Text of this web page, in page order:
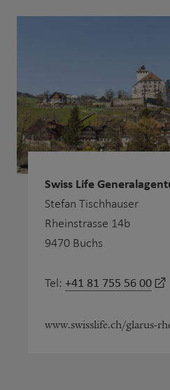
Swiss Life
Stefan Tischhauser
Rheinstrasse 14b
9470 Buchs
Tel: +41 81 755 56 00
www.swisslife.ch/glarus-